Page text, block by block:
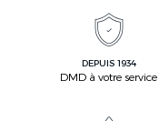
DEPUIS 1934
DMD à votre service